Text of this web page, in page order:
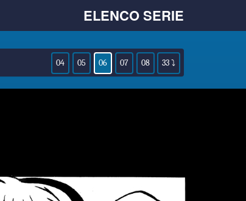
ELENCO SERIE
04 05 06 07 08 33 ⤵